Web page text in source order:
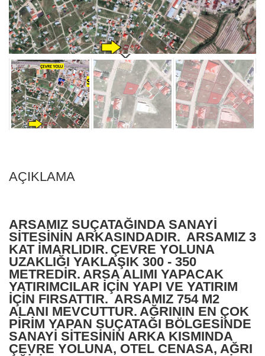
AÇIKLAMA
ARSAMIZ SUÇATAĞINDA SANAYİ
SİTESİNİN ARKASINDADIR. ARSAMIZ 3
KAT İMARLIDIR. ÇEVRE YOLUNA
UZAKLIĞI YAKLAŞIK 300 - 350
METREDİR. ARSA ALIMI YAPACAK
YATIRIMCILAR İÇİN YAPI VE YATIRIM
İÇİN FIRSATTIR. ARSAMIZ 754 M2
ALANI MEVCUTTUR. AĞRININ EN ÇOK
PİRİM YAPAN SUÇATAĞI BÖLGESİNDE
SANAYİ SİTESİNİN ARKA KISMINDA
ÇEVRE YOLUNA, OTEL CENASA, AĞRI